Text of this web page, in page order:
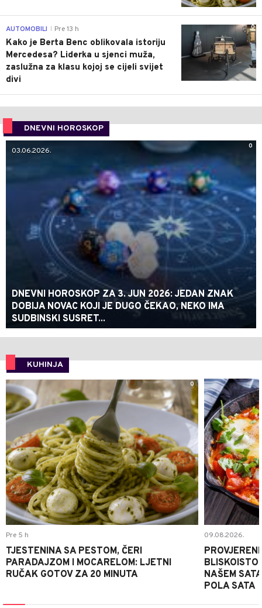
0
AUTOMOBILI Pre 13 h
Kako je Berta Benc oblikovala istoriju
Mercedesa? Liderka u sjenci muža,
zaslužna za klasu kojoj se cijeli svijet
divi
DNEVNI HOROSKOP
0
03.06.2026.
DNEVNI HOROSKOP ZA 3. JUN 2026: JEDAN ZNAK
DOBIJA NOVAC KOJI JE DUGO ČEKAO, NEKO IMA
SUDBINSKI SUSRET...
KUHINJA
0
Pre 5 h
TJESTENINA SA PESTOM, ČERI
PARADAJZOM I MOCARELOM: LJETNI
RUČAK GOTOV ZA 20 MINUTA
09.08.2026.
NAŠEM
POLA SATA